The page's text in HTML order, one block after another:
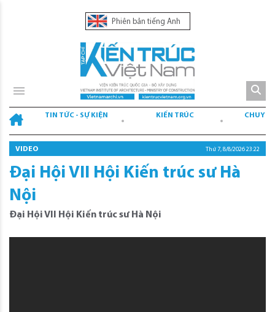
Phiên bản tiếng Anh
TIN TỨC - SỰ KIỆN KIẾN TRÚC
VIDEO Thứ 7, 8/8/2026 23:22
Đại Hội VII Hội Kiến trúc sư Hà
Nội
Đại Hội VII Hội Kiến trúc sư Hà Nội